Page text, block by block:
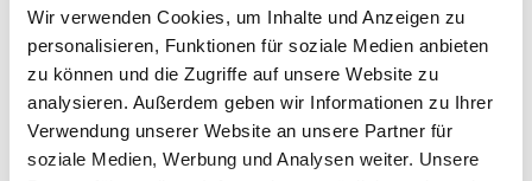
Wir verwenden Cookies, um Inhalte und Anzeigen zu
personalisieren, Funktionen für soziale Medien anbieten
zu können und die Zugriffe auf unsere Website zu
analysieren. Außerdem geben wir Informationen zu Ihrer
Verwendung unserer Website an unsere Partner für
soziale Medien, Werbung und Analysen weiter. Unsere
absolviert. Sie möchten nun Unterstützerinnen und
Ansprechpartnerinnen für die Ehrenamtlichen in der
Gemeinde Barßel werden. Sie planen eine Anlaufstelle für
alle Vereine und Freizeitgruppen oder auch für
Ehrenamtliche, die in der Flüchtlingshilfe tätig sind,
aufzubauen.